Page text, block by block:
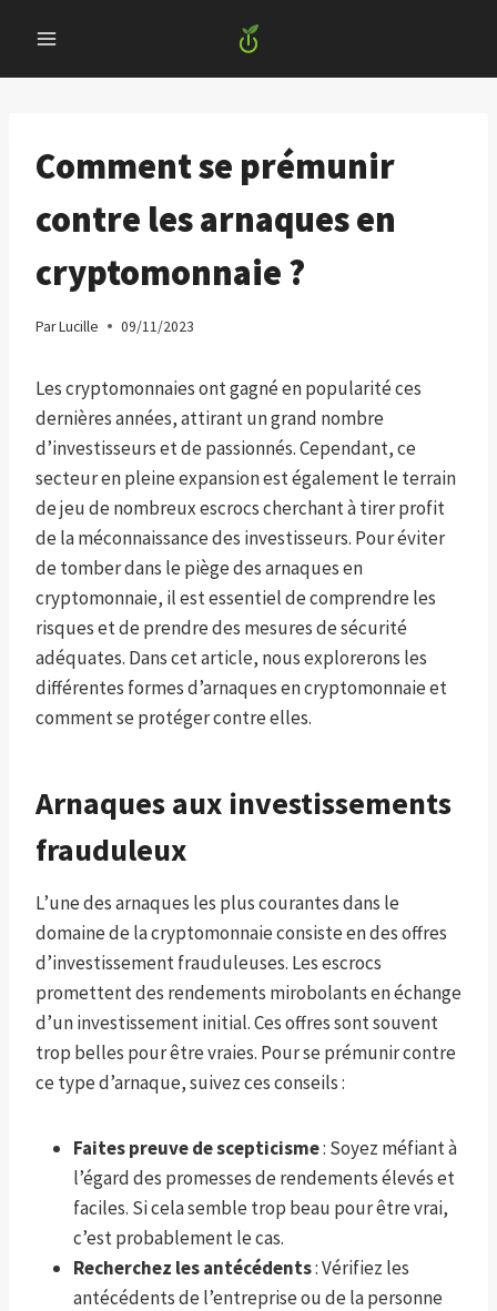
content
Comment se prémunir
contre les arnaques en
cryptomonnaie ?
ParLucille 09/11/2023
Les cryptomonnaies ont gagné en popularité ces
dernières années, attirant un grand nombre
d’investisseurs et de passionnés. Cependant, ce
secteur en pleine expansion est également le terrain
de jeu de nombreux escrocs cherchant à tirer profit
de la méconnaissance des investisseurs. Pour éviter
de tomber dans le piège des arnaques en
cryptomonnaie, il est essentiel de comprendre les
risques et de prendre des mesures de sécurité
adéquates. Dans cet article, nous explorerons les
différentes formes d’arnaques en cryptomonnaie et
comment se protéger contre elles.
Arnaques aux investissements
frauduleux
L’une des arnaques les plus courantes dans le
domaine de la cryptomonnaie consiste en des offres
d’investissement frauduleuses. Les escrocs
promettent des rendements mirobolants en échange
d’un investissement initial. Ces offres sont souvent
trop belles pour être vraies. Pour se prémunir contre
ce type d’arnaque, suivez ces conseils :
Faites preuve de scepticisme: Soyez méfiant à
l’égard des promesses de rendements élevés et
faciles. Si cela semble trop beau pour être vrai,
c’est probablement le cas.
Recherchez les antécédents: Vérifiez les
antécédents de l’entreprise ou de la personne